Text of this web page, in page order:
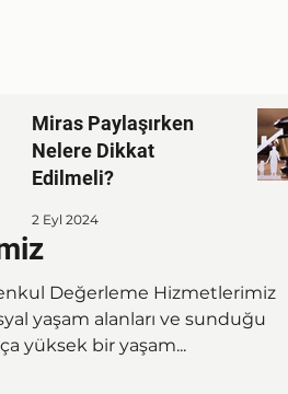
Değerleme
Değerleme Hizmetlerimiz
yaşam alanları ve sunduğu
yüksek bir yaşam...
1 dakikada okunur
Miras Paylaşırken
Nelere Dikkat
Edilmeli?
2 Eyl 2024